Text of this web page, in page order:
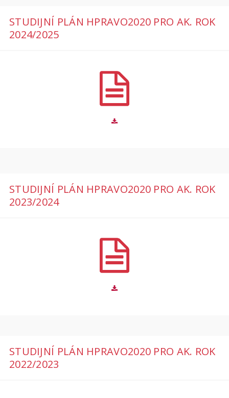
STUDIJNÍ PLÁN HPRAVO2020 PRO AK. ROK
2024/2025
STUDIJNÍ PLÁN HPRAVO2020 PRO AK. ROK
2023/2024
STUDIJNÍ PLÁN HPRAVO2020 PRO AK. ROK
2022/2023